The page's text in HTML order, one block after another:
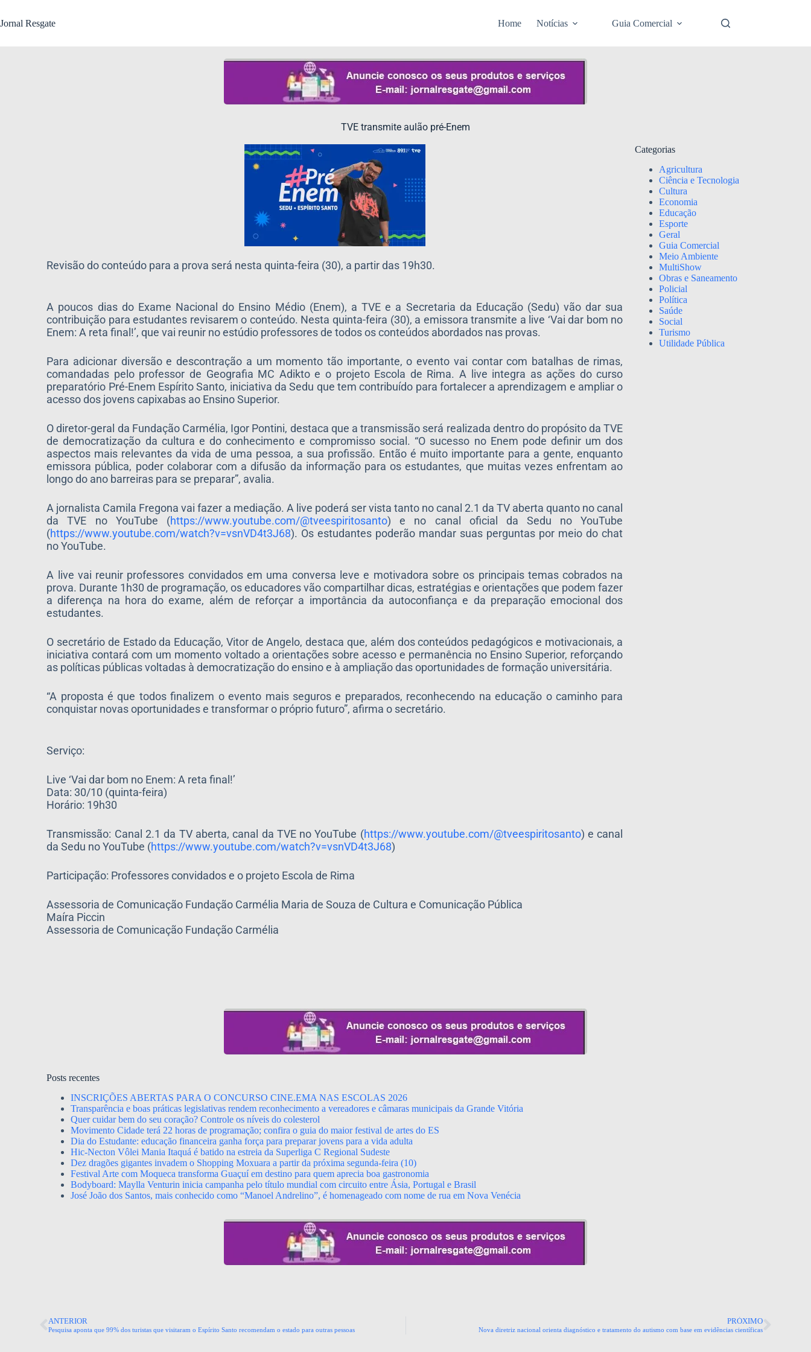
Jornal Resgate Home Notícias Guia Comercial
TVE transmite aulão pré-Enem
Revisão do conteúdo para a prova será nesta quinta-feira (30), a partir das 19h30.
A poucos dias do Exame Nacional do Ensino Médio (Enem), a TVE e a Secretaria da Educação (Sedu) vão dar sua
contribuição para estudantes revisarem o conteúdo. Nesta quinta-feira (30), a emissora transmite a live ‘Vai dar bom no
Enem: A reta final!’, que vai reunir no estúdio professores de todos os conteúdos abordados nas provas.
Para adicionar diversão e descontração a um momento tão importante, o evento vai contar com batalhas de rimas,
comandadas pelo professor de Geografia MC Adikto e o projeto Escola de Rima. A live integra as ações do curso
preparatório Pré-Enem Espírito Santo, iniciativa da Sedu que tem contribuído para fortalecer a aprendizagem e ampliar o
acesso dos jovens capixabas ao Ensino Superior.
O diretor-geral da Fundação Carmélia, Igor Pontini, destaca que a transmissão será realizada dentro do propósito da TVE
de democratização da cultura e do conhecimento e compromisso social. “O sucesso no Enem pode definir um dos
aspectos mais relevantes da vida de uma pessoa, a sua profissão. Então é muito importante para a gente, enquanto
emissora pública, poder colaborar com a difusão da informação para os estudantes, que muitas vezes enfrentam ao
longo do ano barreiras para se preparar”, avalia.
A jornalista Camila Fregona vai fazer a mediação. A live poderá ser vista tanto no canal 2.1 da TV aberta quanto no canal
da TVE no YouTube (https://www.youtube.com/@tveespiritosanto) e no canal oficial da Sedu no YouTube
(https://www.youtube.com/watch?v=vsnVD4t3J68). Os estudantes poderão mandar suas perguntas por meio do chat
no YouTube.
A live vai reunir professores convidados em uma conversa leve e motivadora sobre os principais temas cobrados na
prova. Durante 1h30 de programação, os educadores vão compartilhar dicas, estratégias e orientações que podem fazer
a diferença na hora do exame, além de reforçar a importância da autoconfiança e da preparação emocional dos
estudantes.
O secretário de Estado da Educação, Vitor de Angelo, destaca que, além dos conteúdos pedagógicos e motivacionais, a
iniciativa contará com um momento voltado a orientações sobre acesso e permanência no Ensino Superior, reforçando
as políticas públicas voltadas à democratização do ensino e à ampliação das oportunidades de formação universitária.
“A proposta é que todos finalizem o evento mais seguros e preparados, reconhecendo na educação o caminho para
conquistar novas oportunidades e transformar o próprio futuro”, afirma o secretário.
Serviço:
Live ‘Vai dar bom no Enem: A reta final!’
Data: 30/10 (quinta-feira)
Horário: 19h30
Transmissão: Canal 2.1 da TV aberta, canal da TVE no YouTube (https://www.youtube.com/@tveespiritosanto) e canal
da Sedu no YouTube (https://www.youtube.com/watch?v=vsnVD4t3J68)
Participação: Professores convidados e o projeto Escola de Rima
Assessoria de Comunicação Fundação Carmélia Maria de Souza de Cultura e Comunicação Pública
Maíra Piccin
Assessoria de Comunicação Fundação Carmélia
Categorias
Agricultura
Ciência e Tecnologia
Cultura
Economia
Educação
Esporte
Geral
Guia Comercial
Meio Ambiente
MultiShow
Obras e Saneamento
Policial
Política
Saúde
Social
Turismo
Utilidade Pública
Posts recentes
INSCRIÇÕES ABERTAS PARA O CONCURSO CINE.EMA NAS ESCOLAS 2026
Transparência e boas práticas legislativas rendem reconhecimento a vereadores e câmaras municipais da Grande Vitória
Quer cuidar bem do seu coração? Controle os níveis do colesterol
Movimento Cidade terá 22 horas de programação; confira o guia do maior festival de artes do ES
Dia do Estudante: educação financeira ganha força para preparar jovens para a vida adulta
Hic-Necton Vôlei Mania Itaquá é batido na estreia da Superliga C Regional Sudeste
Dez dragões gigantes invadem o Shopping Moxuara a partir da próxima segunda-feira (10)
Festival Arte com Moqueca transforma Guaçuí em destino para quem aprecia boa gastronomia
Bodyboard: Maylla Venturin inicia campanha pelo título mundial com circuito entre Ásia, Portugal e Brasil
José João dos Santos, mais conhecido como “Manoel Andrelino”, é homenageado com nome de rua em Nova Venécia
ANTERIOR
Pesquisa aponta que 99% dos turistas que visitaram o Espírito Santo recomendam o estado para outras pessoas
PRÓXIMO
Nova diretriz nacional orienta diagnóstico e tratamento do autismo com base em evidências científicas